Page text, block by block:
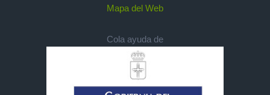
Mapa del Web
Cola ayuda de